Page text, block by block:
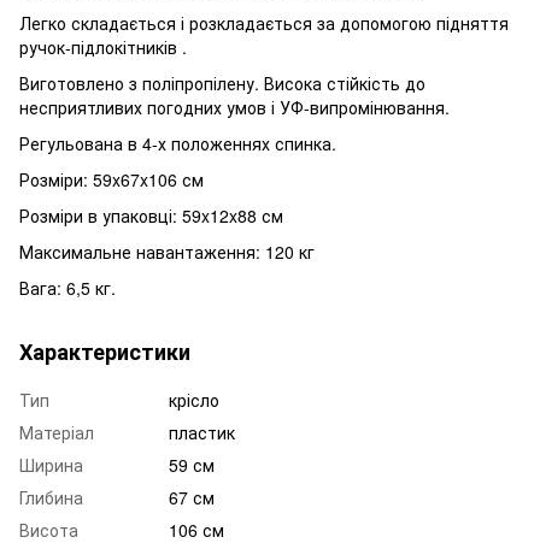
Легко складається і розкладається за допомогою підняття
ручок-підлокітників .
Виготовлено з поліпропілену. Висока стійкість до
несприятливих погодних умов і УФ-випромінювання.
Регульована в 4-х положеннях спинка.
Розміри: 59x67x106 см
Розміри в упаковці: 59x12x88 см
Максимальне навантаження: 120 кг
Вага: 6,5 кг.
Характеристики
Тип
крісло
Матеріал
пластик
Ширина
59 см
Глибина
67 см
Висота
106 см